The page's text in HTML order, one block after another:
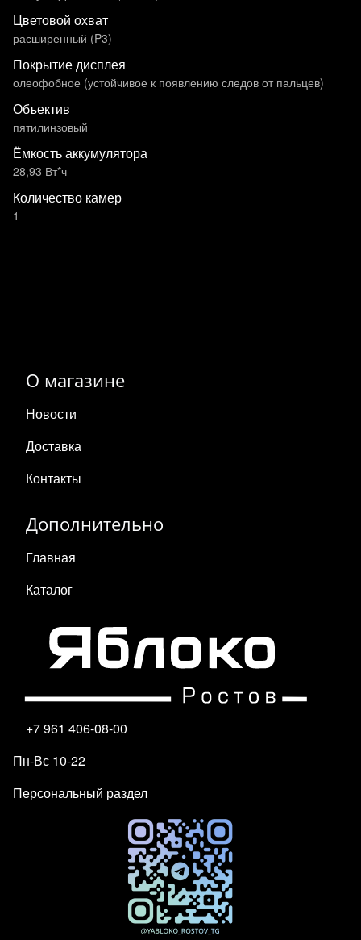
Цветовой охват
расширенный (P3)
Покрытие дисплея
олеофобное (устойчивое к появлению следов от пальцев)
Объектив
пятилинзовый
Ёмкость аккумулятора
28,93 Вт*ч
Количество камер
1
О магазине
Новости
Доставка
Контакты
Дополнительно
Главная
Каталог
+7 961 406-08-00
Пн-Вс 10-22
Персональный раздел